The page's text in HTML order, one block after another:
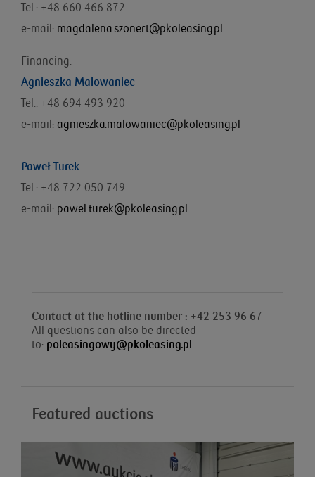
Tel.: +48 660 466 872
e-mail: magdalena.szonert@pkoleasing.pl
Financing:
Agnieszka Malowaniec
Tel.: +48 694 493 920
e-mail: agnieszka.malowaniec@pkoleasing.pl
Paweł Turek
Tel.: +48 722 050 749
e-mail: pawel.turek@pkoleasing.pl
Contact at the hotline number : +42 253 96 67
All questions can also be directed
to: poleasingowy@pkoleasing.pl
Featured auctions